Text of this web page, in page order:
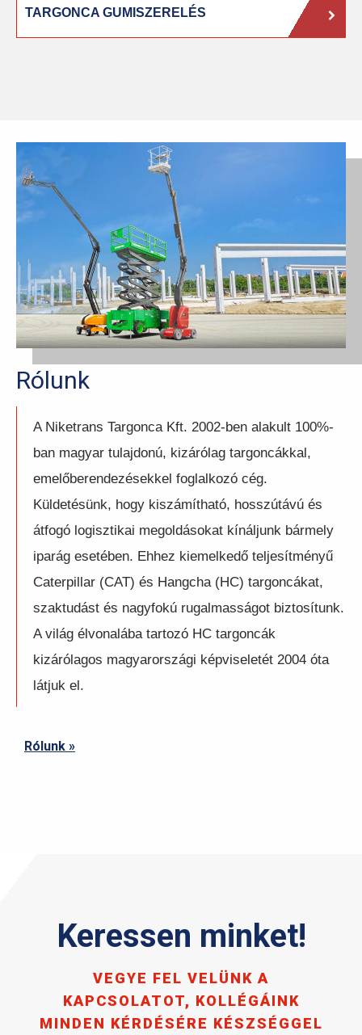
TARGONCA GUMISZERELÉS
Rólunk
A Niketrans Targonca Kft. 2002-ben alakult 100%-
ban magyar tulajdonú, kizárólag targoncákkal,
emelőberendezésekkel foglalkozó cég.
Küldetésünk, hogy kiszámítható, hosszútávú és
átfogó logisztikai megoldásokat kínáljunk bármely
iparág esetében. Ehhez kiemelkedő teljesítményű
Caterpillar (CAT) és Hangcha (HC) targoncákat,
szaktudást és nagyfokú rugalmasságot biztosítunk.
A világ élvonalába tartozó HC targoncák
kizárólagos magyarországi képviseletét 2004 óta
látjuk el.
Rólunk »
Keressen minket!
VEGYE FEL VELÜNK A
KAPCSOLATOT, KOLLÉGÁINK
MINDEN KÉRDÉSÉRE KÉSZSÉGGEL